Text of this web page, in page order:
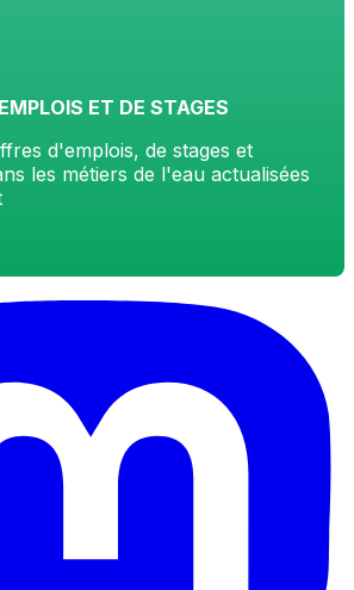
ET DE STAGES
d'emplois, de stages et
les métiers de l'eau actualisées